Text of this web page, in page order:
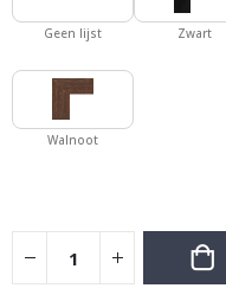
Geen lijst Zwart
Walnoot